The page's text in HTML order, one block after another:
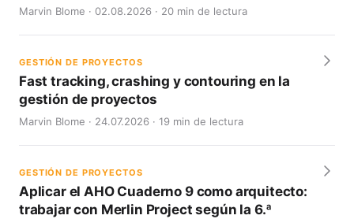
Marvin Blome · 02.08.2026 · 20 min de lectura
GESTIÓN DE PROYECTOS
Fast tracking, crashing y contouring en la
gestión de proyectos
Marvin Blome · 24.07.2026 · 19 min de lectura
GESTIÓN DE PROYECTOS
Aplicar el AHO Cuaderno 9 como arquitecto:
trabajar con Merlin Project según la 6.ª